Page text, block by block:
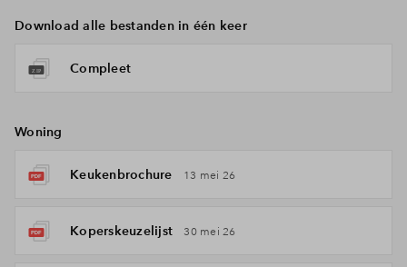
Download alle bestanden in één keer
Compleet
Woning
Keukenbrochure 13 mei 26
Koperskeuzelijst 30 mei 26